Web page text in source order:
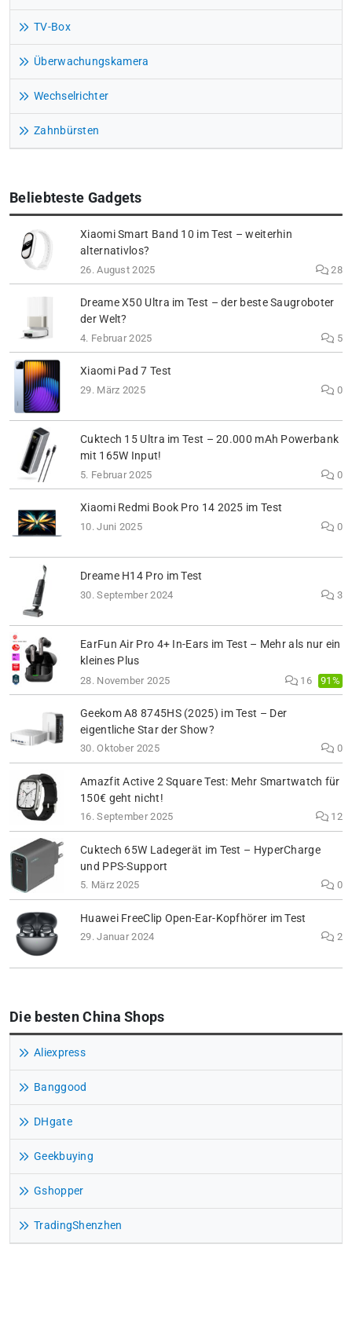
TV-Box
Überwachungskamera
Wechselrichter
Zahnbürsten
Beliebteste Gadgets
Xiaomi Smart Band 10 im Test – weiterhin
alternativlos?
26. August 2025 28
Dreame X50 Ultra im Test – der beste Saugroboter
der Welt?
4. Februar 2025 5
Xiaomi Pad 7 Test
29. März 2025 0
Cuktech 15 Ultra im Test – 20.000 mAh Powerbank
mit 165W Input!
5. Februar 2025 0
Xiaomi Redmi Book Pro 14 2025 im Test
10. Juni 2025 0
Dreame H14 Pro im Test
30. September 2024 3
EarFun Air Pro 4+ In-Ears im Test – Mehr als nur ein
kleines Plus
28. November 2025 16 91%
Geekom A8 8745HS (2025) im Test – Der
eigentliche Star der Show?
30. Oktober 2025 0
Amazfit Active 2 Square Test: Mehr Smartwatch für
150€ geht nicht!
16. September 2025 12
Cuktech 65W Ladegerät im Test – HyperCharge
und PPS-Support
5. März 2025 0
Huawei FreeClip Open-Ear-Kopfhörer im Test
29. Januar 2024 2
Die besten China Shops
Aliexpress
Banggood
DHgate
Geekbuying
Gshopper
TradingShenzhen